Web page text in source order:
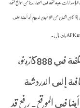
لعبة فتحة في اختيار لدينا من مواقع فتحة
كان اثنين من اللاعبين لديهم أيد أمينة على
اختر من بين تسعة عشر لعبة طاولة بوكر مختلفة في 888كازينو،
إلى الدردشة
في الموقع. رفع قد